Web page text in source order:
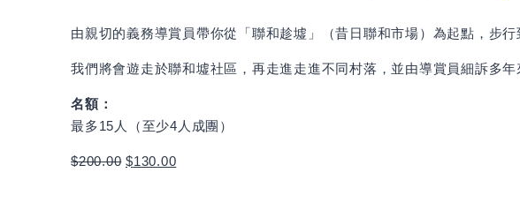
由親切的義務導賞員帶你從「聯和趁墟」（昔日聯和市場）為起點，步
我們將會遊走於聯和墟社區，再走進走進不同村落，並由導賞員細訴多年
名額：
最多15人（至少4人成團）
$200.00 $130.00